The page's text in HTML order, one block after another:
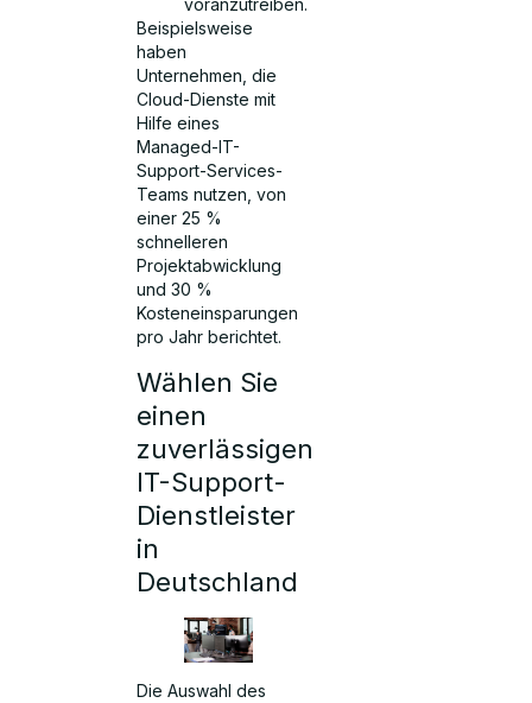
Beispielsweise
haben
Unternehmen, die
Cloud-Dienste mit
Hilfe eines
Managed-IT-
Support-Services-
Teams nutzen, von
einer 25 %
schnelleren
Projektabwicklung
und 30 %
Kosteneinsparungen
pro Jahr berichtet.
Wählen Sie
einen
zuverlässigen
IT-Support-
Dienstleister
in
Deutschland
Die Auswahl des